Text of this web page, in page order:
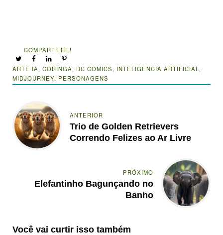
ARTE IA, CORINGA, DC COMICS, INTELIGÊNCIA ARTIFICIAL ,
MIDJOURNEY, PERSONAGENS
COMPARTILHE!
ANTERIOR
Trio de Golden Retrievers
Correndo Felizes ao Ar Livre
PRÓXIMO
Elefantinho Bagunçando no
Banho
Você vai curtir isso também